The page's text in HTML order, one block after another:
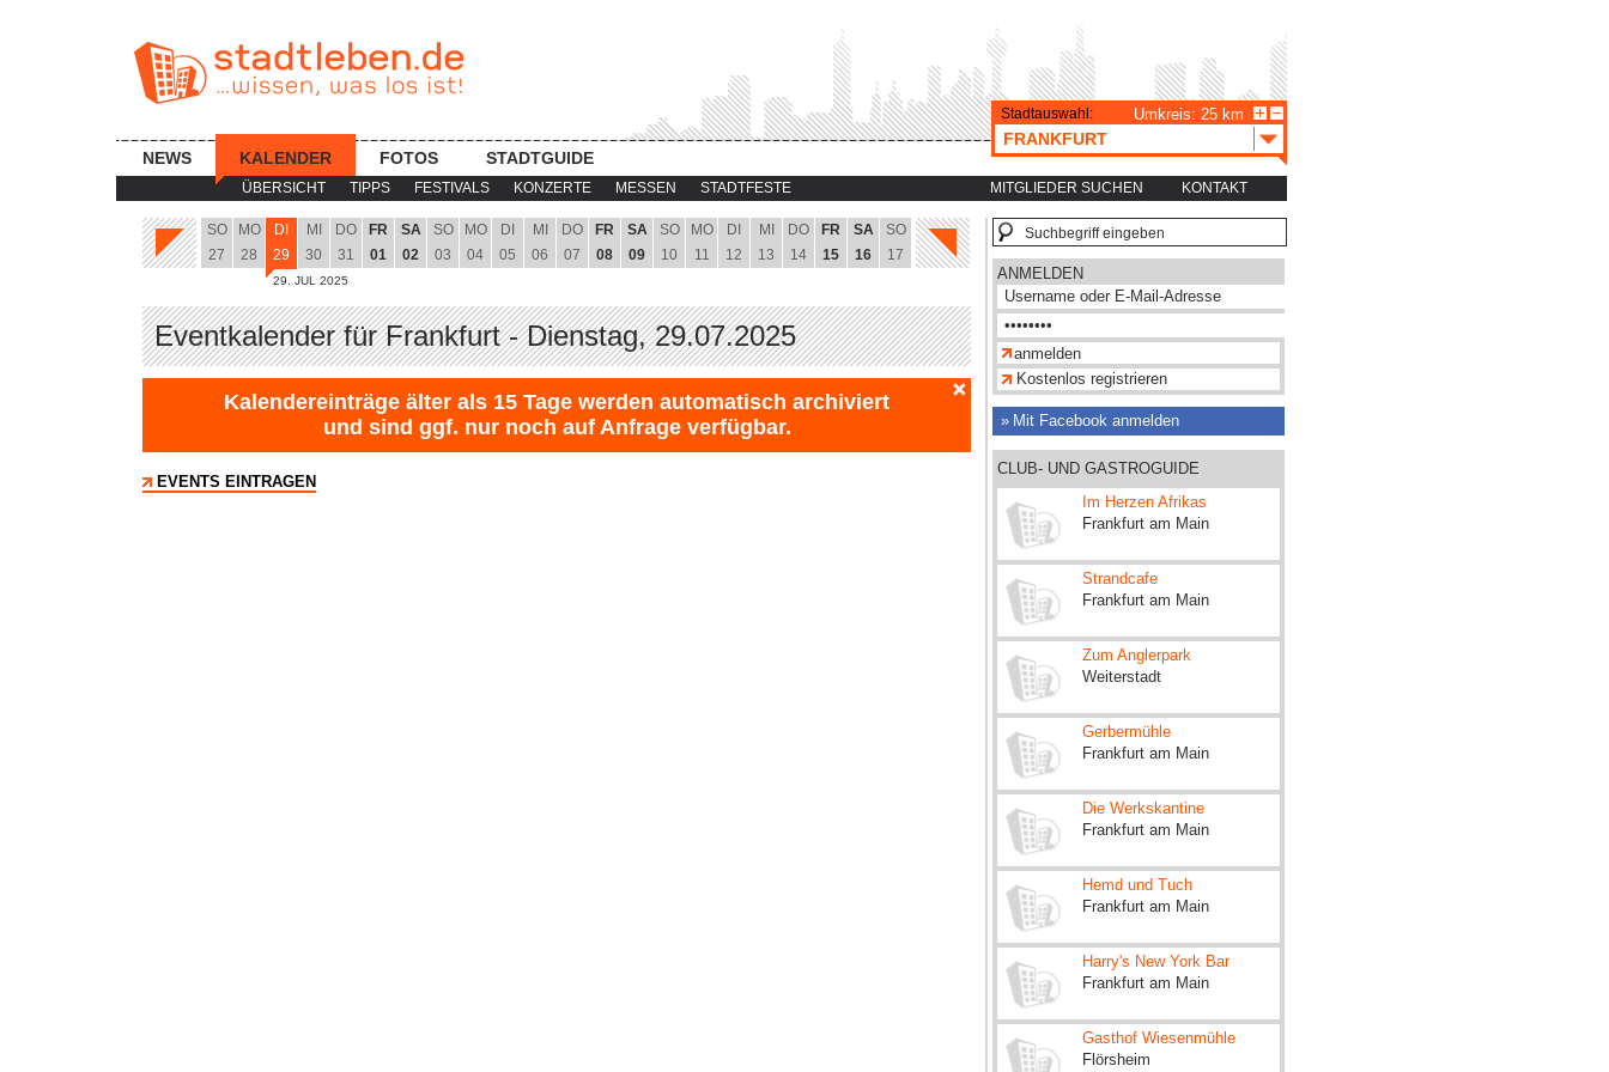
ÜBERSICHT TIPPS FESTIVALS KONZERTE MESSEN STADTFESTE MITGLIEDER SUCHEN KONTAKT
NEWS KALENDER FOTOS STADTGUIDE
Stadtauswahl: Umkreis: 25 km
FRANKFURT
SO
27
MO
28
DI
29
29. JUL 2025
MI
30
DO
31
FR
01
SA
02
SO
03
MO
04
DI
05
MI
06
DO
07
FR
08
SA
09
SO
10
MO
11
DI
12
MI
13
DO
14
FR
15
SA
16
SO
17
Eventkalender für Frankfurt - Dienstag, 29.07.2025
Kalendereinträge älter als 15 Tage werden automatisch archiviert
und sind ggf. nur noch auf Anfrage verfügbar.
EVENTS EINTRAGEN
ANMELDEN
Kostenlos registrieren
Mit Facebook anmelden
CLUB- UND GASTROGUIDE
Im Herzen Afrikas
Frankfurt am Main
Strandcafe
Frankfurt am Main
Zum Anglerpark
Weiterstadt
Gerbermühle
Frankfurt am Main
Die Werkskantine
Frankfurt am Main
Hemd und Tuch
Frankfurt am Main
Harry's New York Bar
Frankfurt am Main
Gasthof Wiesenmühle
Flörsheim